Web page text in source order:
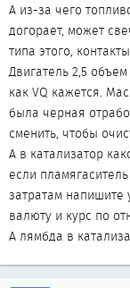
А из-за чего
догорает, может
типа этого,
Двигатель 2,5
как VQ кажется.
была черная
сменить, чтобы
А в катализатор
если
затратам напишите
валюту и курс по
А лямбда в